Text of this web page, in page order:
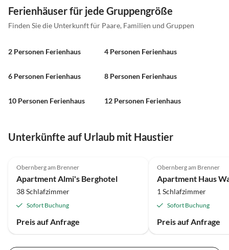
Ferienhäuser für jede Gruppengröße
Finden Sie die Unterkunft für Paare, Familien und Gruppen
2 Personen Ferienhaus 4 Personen Ferienhaus
6 Personen Ferienhaus 8 Personen Ferienhaus
10 Personen Ferienhaus 12 Personen Ferienhaus
Unterkünfte auf Urlaub mit Haustier
Obernberg am Brenner
Apartment Almi's Berghotel
38 Schlafzimmer
Sofort Buchung
Preis auf Anfrage
Obernberg am Brenner
Apartment Haus
1 Schlafzimmer
Sofort Buchung
Preis auf Anfrage